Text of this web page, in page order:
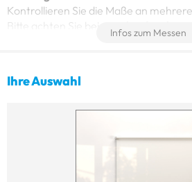
Kontrollieren Sie die Maße an
Bitte achten Sie beim Aufmaß auf
(z. B. Fensterbänke, Heizkörper) und
Infos zum Messen
Ihre Auswahl